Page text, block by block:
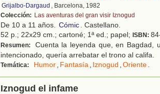
Grijalbo-Dargaud , Barcelona, 1982
Colección: Las aventuras del gran visir Iznogud
De 10 a 11 años. Cómic
. Castellano.
52 p.; 22x29 cm.; cartoné; 1ª ed.; papel; ISBN:
Resumen:
Cuenta la leyenda que, en Bagdad,
intencionado, quería arrebatar el trono al califa.
Temática: Humor Fantasía Iznogud Oriente
Iznogud el infame